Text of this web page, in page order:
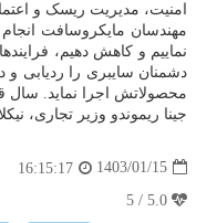
مهندسان مایکروسافت
نماییم و کاهش دهیم،
دشمنان سایبری را ردیابی
جینا ریموندو وزیر تجاری،
1403/01/15
16:15:17